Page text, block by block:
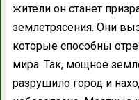
жители он станет
землетрясения. Они
которые способны
мира. Так, мощное
разрушило город и